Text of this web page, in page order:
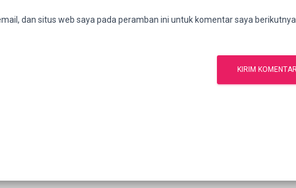
dan situs web saya pada peramban ini untuk komentar saya berikutnya.